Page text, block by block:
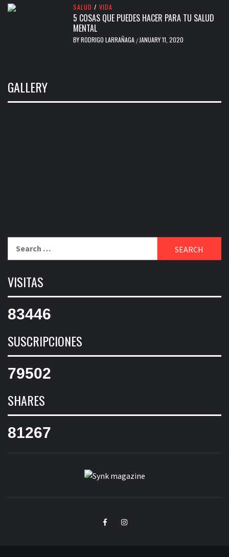
SALUD / VIDA
5 COSAS QUE PUEDES HACER PARA TU SALUD
MENTAL
BYRODRIGO LARRAÑAGA / JANUARY 11, 2020
GALLERY
for:
VISITAS
83446
SUSCRIPCIONES
79502
SHARES
81267
FacebookInstagram